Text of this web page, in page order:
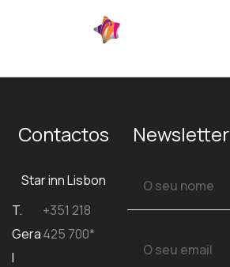
Contactos
Star inn Lisbon
T.
Gera
l
+351 218
425 700*
Newsletter